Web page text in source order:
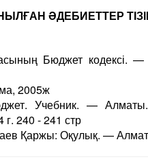
ӘДЕБИЕТТЕР
Бюджет
2005ж
Учебник. — Алматы.
г. 240 - 241 стр
Қаржы: Оқулық. —